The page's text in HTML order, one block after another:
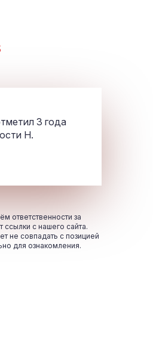
3 года
Н.
ответственности за
с нашего сайта.
не совпадать с позицией
для ознакомления.